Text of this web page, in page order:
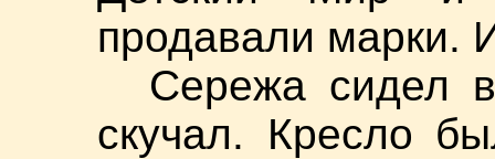
продавали марки.
Сережа сидел
скучал. Кресло